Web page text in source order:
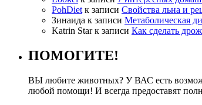
PohDiet к записи Свойства льна и
Зинаида к записи Метаболическая
Katrin Starк записи Как сделать
ПОМОГИТЕ!
ВЫ любите животных? У ВАС есть
любой помощи! И всегда предоставят